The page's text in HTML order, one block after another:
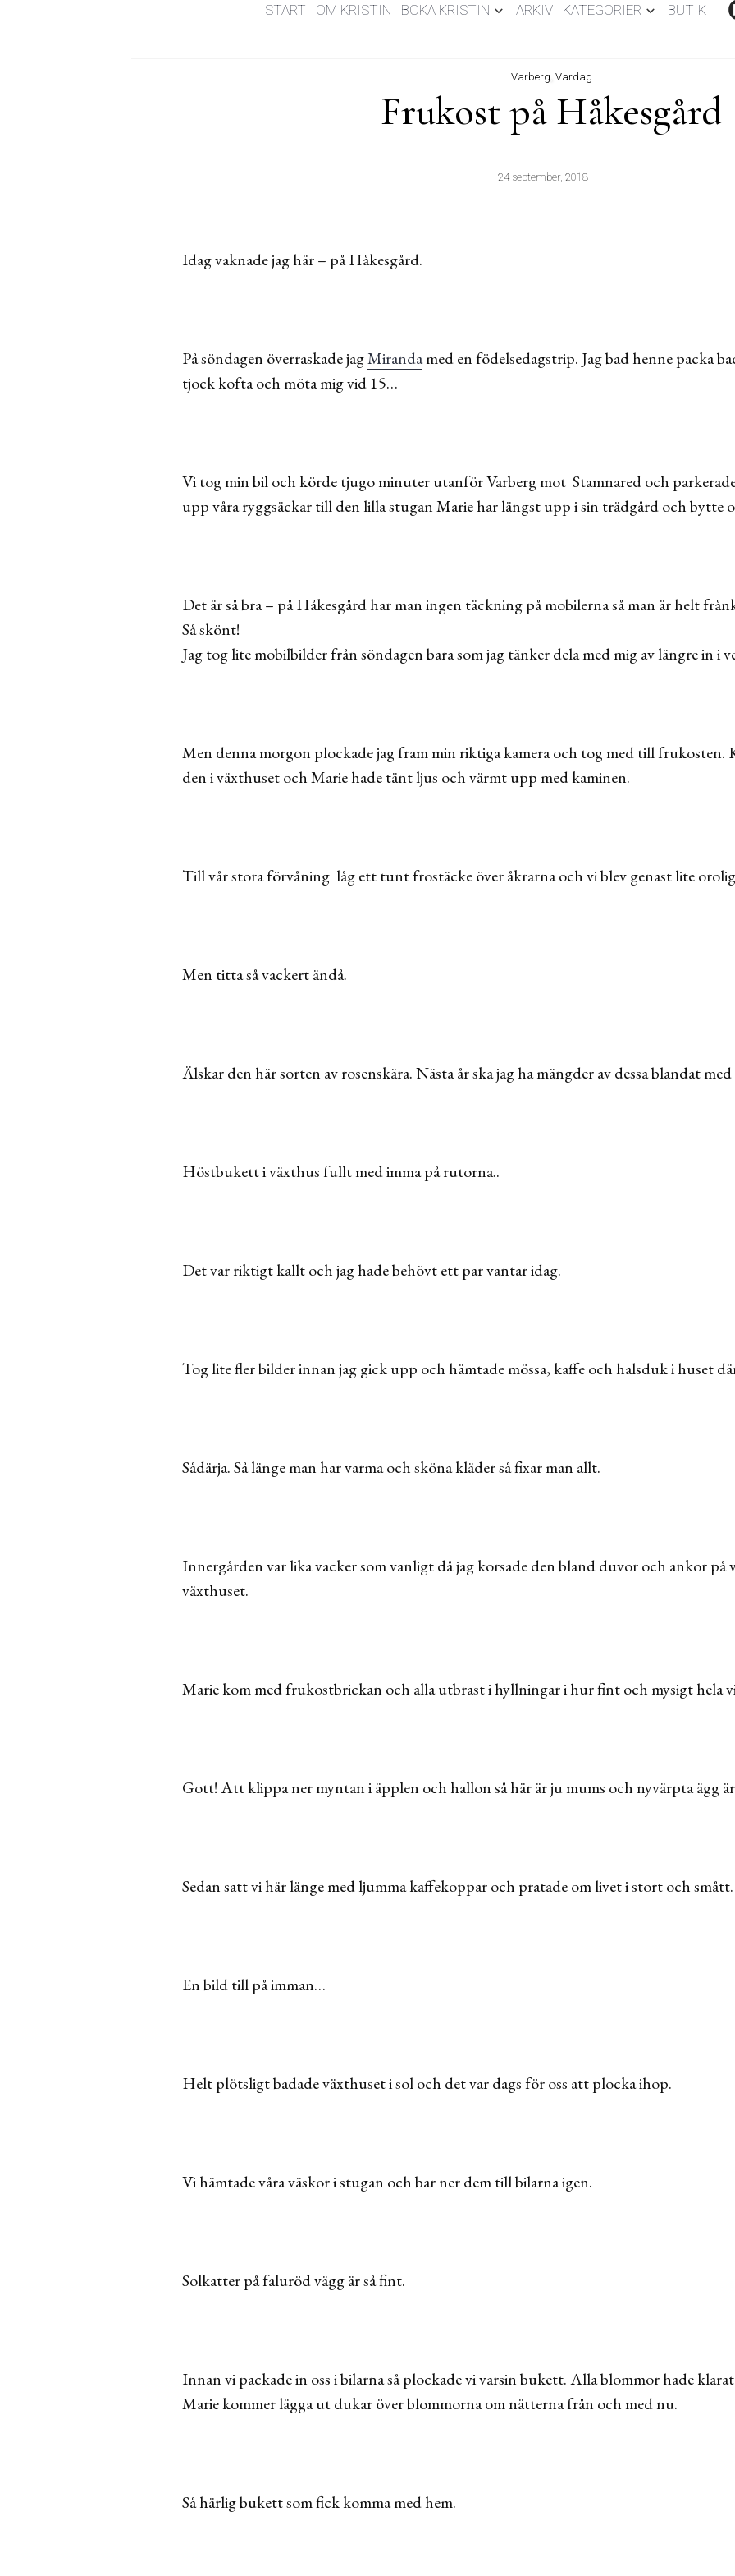
START OM KRISTIN BOKA KRISTIN ARKIV KATEGORIER BUTIK
Varberg Vardag
Frukost på Håkesgård
24 september, 2018
Idag vaknade jag här – på Håkesgård.
På söndagen överraskade jagMirandamed en födelsedagstrip. Jag bad henne packa
tjock kofta och möta mig vid 15…
Vi tog min bil och körde tjugo minuter utanför Varberg mot Stamnared och
upp våra ryggsäckar till den lilla stugan Marie har längst upp i sin trädgård och bytte
Det är så bra – på Håkesgård har man ingen täckning på mobilerna så man är helt
Så skönt!
Jag tog lite mobilbilder från söndagen bara som jag tänker dela med mig av längre in i
Men denna morgon plockade jag fram min riktiga kamera och tog med till frukosten.
den i växthuset och Marie hade tänt ljus och värmt upp med kaminen.
Till vår stora förvåning låg ett tunt frostäcke över åkrarna och vi blev genast lite
Men titta så vackert ändå.
Älskar den här sorten av rosenskära. Nästa år ska jag ha mängder av dessa blandat med
Höstbukett i växthus fullt med imma på rutorna..
Det var riktigt kallt och jag hade behövt ett par vantar idag.
Tog lite fler bilder innan jag gick upp och hämtade mössa, kaffe och halsduk i huset
Sådärja. Så länge man har varma och sköna kläder så fixar man allt.
Innergården var lika vacker som vanligt då jag korsade den bland duvor och ankor på
växthuset.
Marie kom med frukostbrickan och alla utbrast i hyllningar i hur fint och mysigt hela
Gott! Att klippa ner myntan i äpplen och hallon så här är ju mums och nyvärpta ägg
Sedan satt vi här länge med ljumma kaffekoppar och pratade om livet i stort och smått.
En bild till på imman…
Helt plötsligt badade växthuset i sol och det var dags för oss att plocka ihop.
Vi hämtade våra väskor i stugan och bar ner dem till bilarna igen.
Solkatter på faluröd vägg är så fint.
Innan vi packade in oss i bilarna så plockade vi varsin bukett. Alla blommor hade
Marie kommer lägga ut dukar över blommorna om nätterna från och med nu.
Så härlig bukett som fick komma med hem.